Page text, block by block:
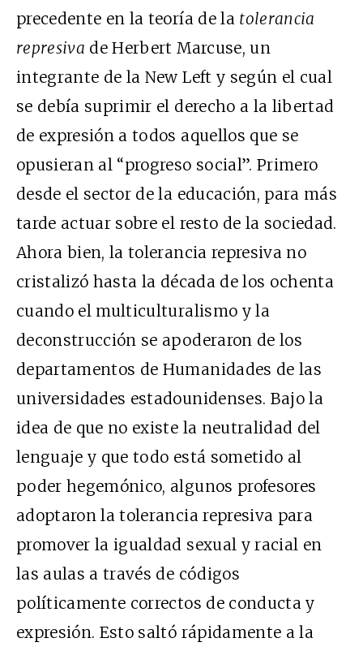
precedente en la teoría de la tolerancia
represiva de Herbert Marcuse, un
integrante de la New Left y según el cual
se debía suprimir el derecho a la libertad
de expresión a todos aquellos que se
opusieran al “progreso social”. Primero
desde el sector de la educación, para más
tarde actuar sobre el resto de la sociedad.
Ahora bien, la tolerancia represiva no
cristalizó hasta la década de los ochenta
cuando el multiculturalismo y la
deconstrucción se apoderaron de los
departamentos de Humanidades de las
universidades estadounidenses. Bajo la
idea de que no existe la neutralidad del
lenguaje y que todo está sometido al
poder hegemónico, algunos profesores
adoptaron la tolerancia represiva para
promover la igualdad sexual y racial en
las aulas a través de códigos
políticamente correctos de conducta y
expresión. Esto saltó rápidamente a la